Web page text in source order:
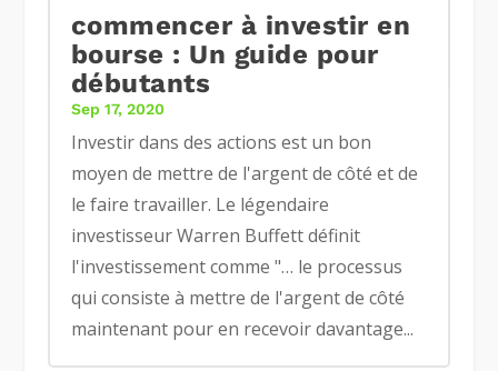
commencer à investir en
bourse : Un guide pour
débutants
Sep 17, 2020
Investir dans des actions est un bon
moyen de mettre de l'argent de côté et de
le faire travailler. Le légendaire
investisseur Warren Buffett définit
l'investissement comme "… le processus
qui consiste à mettre de l'argent de côté
maintenant pour en recevoir davantage...